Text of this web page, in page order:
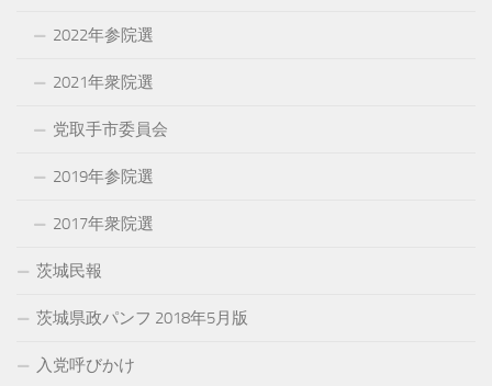
2022年参院選
2021年衆院選
党取手市委員会
2019年参院選
2017年衆院選
茨城民報
茨城県政パンフ 2018年5月版
入党呼びかけ